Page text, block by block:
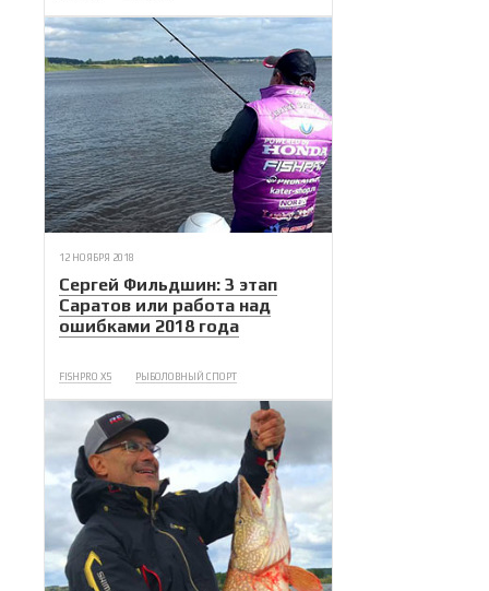
12 НОЯБРЯ 2018
Сергей Фильдшин: 3 этап
Саратов или работа над
ошибками 2018 года
FISHPRO X5 РЫБОЛОВНЫЙ СПОРТ